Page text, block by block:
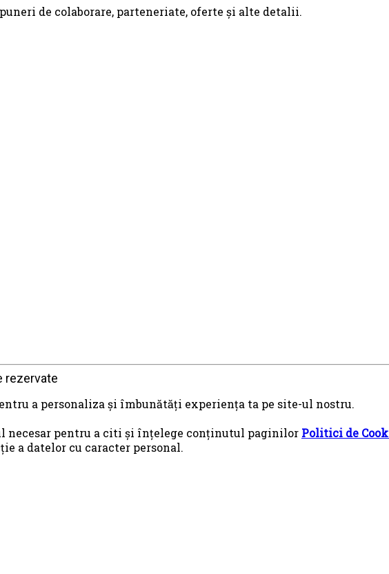
de colaborare, parteneriate, oferte și alte detalii.
rezervate
a personaliza și îmbunătăți experiența ta pe site-ul nostru.
necesar pentru a citi și înțelege conținutul paginilor Politici de
a datelor cu caracter personal.